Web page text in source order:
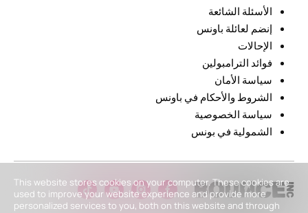
This website stores cookies on your computer. These cookies are
used to improve your website experience and provide more
personalized services to you, both on this website and through
الأسئلة الشائعة
إنضم لعائلة باونس
الإحالات
فوائد الترامبولين
سياسة الأمان
الشروط والأحكام في باونس
سياسة الخصوصية
الشمولية في بونس